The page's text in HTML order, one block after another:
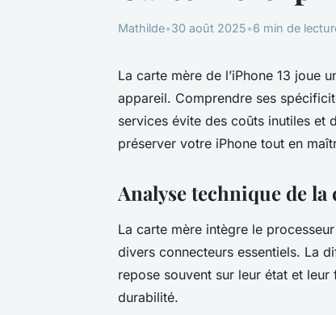
Mathilde•30 août 2025•6 min de
La carte mère de l’iPhone 13 joue
appareil. Comprendre ses
services évite des coûts inutiles et
préserver votre iPhone tout en
Analyse technique de la
La carte mère intègre le
divers connecteurs essentiels. La
repose souvent sur leur état et
durabilité.